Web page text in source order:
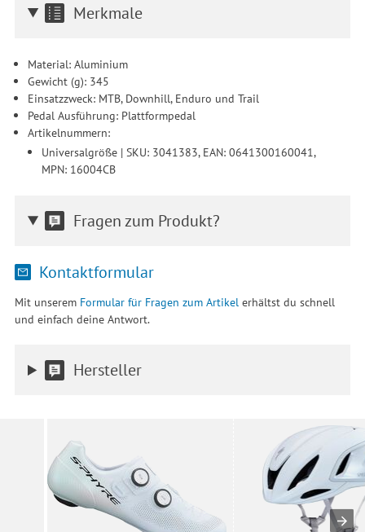
Merkmale
Material: Aluminium
Gewicht (g): 345
Einsatzzweck: MTB, Downhill, Enduro und Trail
Pedal Ausführung: Plattformpedal
Artikelnummern:
Universalgröße | SKU: 3041383, EAN: 0641300160041,
MPN: 16004CB
Fragen zum Produkt?
Kontaktformular
Mit unserem Formular für Fragen zum Artikelerhältst du schnell
und einfach deine Antwort.
Hersteller